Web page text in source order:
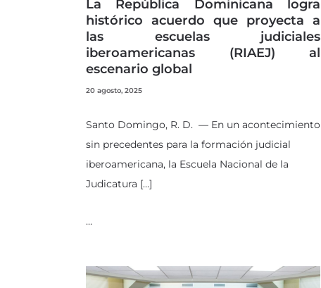
La República Dominicana logra
histórico acuerdo que proyecta a
las escuelas judiciales
iberoamericanas (RIAEJ) al
escenario global
20 agosto, 2025
Santo Domingo, R. D. — En un acontecimiento
sin precedentes para la formación judicial
iberoamericana, la Escuela Nacional de la
Judicatura […]
…